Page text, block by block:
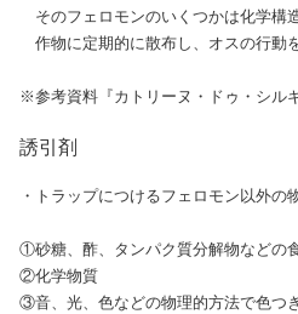
そのフェロモンのいくつかは化学構
作物に定期的に散布し、オスの行動
誘引剤
・トラップにつけるフェロモン以外
①砂糖、酢、タンパク質分解物などの食
②化学物質
③音、光、色などの物理的方法で色つ